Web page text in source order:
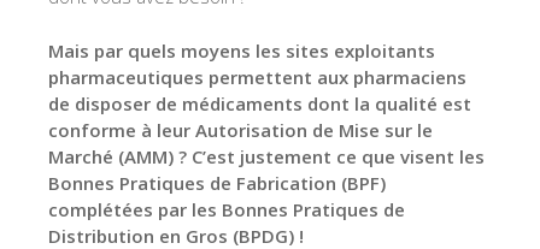
Mais par quels moyens les sites exploitants
pharmaceutiques permettent aux pharmaciens
de disposer de médicaments dont la qualité est
conforme à leur Autorisation de Mise sur le
Marché (AMM) ? C’est justement ce que visent les
Bonnes Pratiques de Fabrication (BPF)
complétées par les Bonnes Pratiques de
Distribution en Gros (BPDG) !